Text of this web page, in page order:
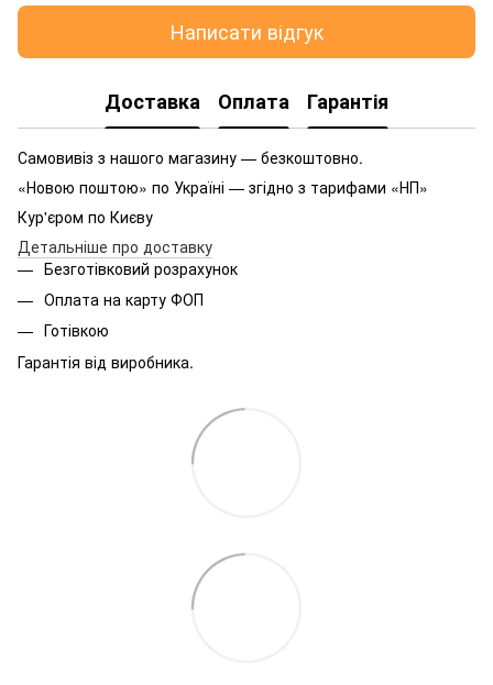
Написати відгук
Доставка Оплата Гарантія
Самовивіз з нашого магазину — безкоштовно.
«Новою поштою» по Україні — згідно з тарифами «НП»
Кур'єром по Києву
Детальніше про доставку
Безготівковий розрахунок
Оплата на карту ФОП
Готівкою
Гарантія від виробника.